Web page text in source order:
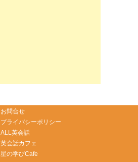
お問合せ
プライバシーポリシー
ALL英会話
英会話カフェ
星の学びCafe